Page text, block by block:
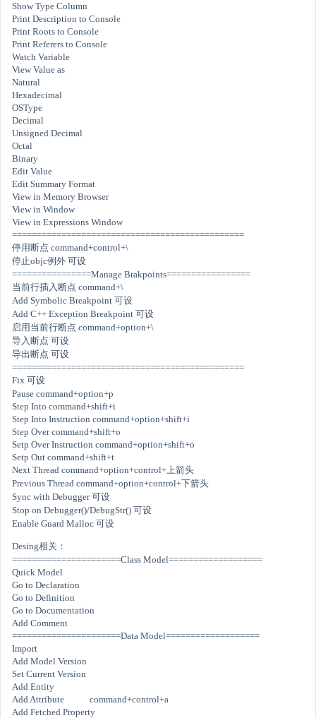
Show Type Column
Print Description to Console
Print Roots to Console
Print Referers to Console
Watch Variable
View Value as
Natural
Hexadecimal
OSType
Decimal
Unsigned Decimal
Octal
Binary
Edit Value
Edit Summary Format
View in Memory Browser
View in Window
View in Expressions Window
===============================================
停用断点 command+control+\
停止objc例外 可设
================Manage Brakpoints=================
当前行插入断点 command+\
Add Symbolic Breakpoint 可设
Add C++ Exception Breakpoint 可设
启用当前行断点 command+option+\
导入断点 可设
导出断点 可设
===============================================
Fix 可设
Pause command+option+p
Step Into command+shift+i
Step Into Instruction command+option+shift+i
Step Over command+shift+o
Setp Over Instruction command+option+shift+o
Setp Out command+shift+t
Next Thread command+option+control+上箭头
Previous Thread command+option+control+下箭头
Sync with Debugger 可设
Stop on Debugger()/DebugStr() 可设
Enable Guard Malloc 可设
Desing相关：
======================Class Model===================
Quick Model
Go to Declaration
Go to Definition
Go to Documentation
Add Comment
======================Data Model===================
Import
Add Model Version
Set Current Version
Add Entity
Add Attribute command+control+a
Add Fetched Property